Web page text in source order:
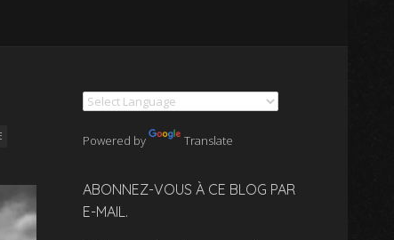
Powered by Translate
ABONNEZ-VOUS À CE BLOG PAR
E-MAIL.